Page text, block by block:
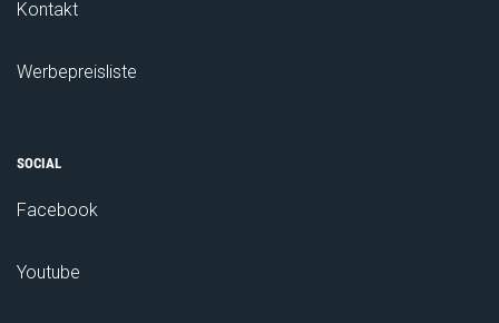
Kontakt
Werbepreisliste
SOCIAL
Facebook
Youtube